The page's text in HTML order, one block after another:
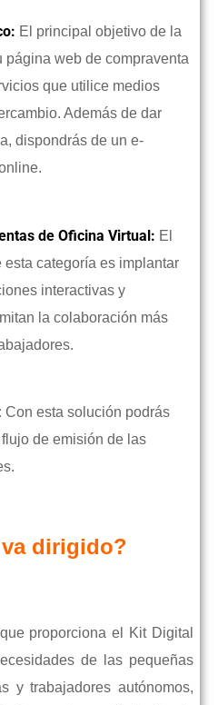
El principal objetivo de la
página web de compraventa
que utilice medios
Además de dar
dispondrás de un e-
de Oficina Virtual: El
categoría es implantar
interactivas y
la colaboración más
: Con esta solución podrás
de emisión de las
dirigido?
proporciona el Kit Digital
de las pequeñas
y trabajadores autónomos,